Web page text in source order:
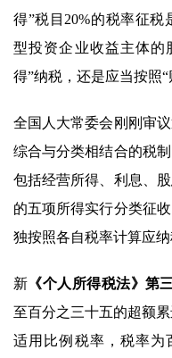
得”税目20%的税率征
型投资企业收益主体的
得”纳税，还是应当按照“
全国人大常委会刚刚审
综合与分类相结合的税
包括经营所得、利息、
的五项所得实行分类征
独按照各自税率计算应纳
新 《个人所得税法》第
至百分之三十五的超额
适用比例税率，税率为